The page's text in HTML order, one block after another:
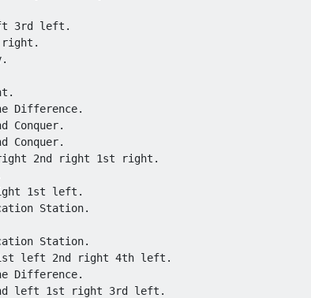
3rd left.
right.
Difference.
Conquer.
Conquer.
right 2nd right 1st right.
1st left.
Station.
Station.
left 2nd right 4th left.
Difference.
left 1st right 3rd left.